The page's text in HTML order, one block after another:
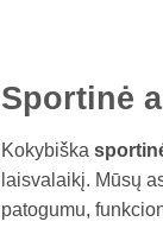
Sportinė
Kokybiška
laisvalaikį. Mūsų
patogumu,